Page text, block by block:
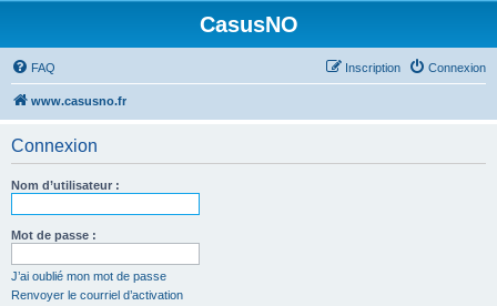
CasusNO
FAQ Connexion
Inscription
www.casusno.fr
Connexion
Nom d’utilisateur :
Mot de passe :
J’ai oublié mon mot de passe
Renvoyer le courriel d’activation